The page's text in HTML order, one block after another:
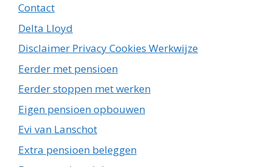
Contact
Delta Lloyd
Disclaimer Privacy Cookies Werkwijze
Eerder met pensioen
Eerder stoppen met werken
Eigen pensioen opbouwen
Evi van Lanschot
Extra pensioen beleggen